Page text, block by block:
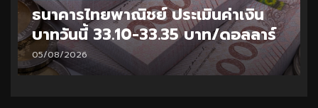
ธนาคารไทยพาณิชย์ ประเมินค่าเงิน
บาทวันนี้ 33.10-33.35 บาท/ดอลลาร์
05/08/2026